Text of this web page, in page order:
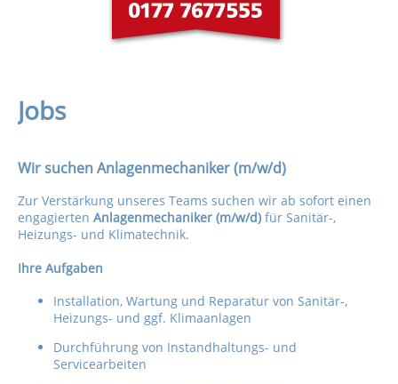
Jobs
Wir suchen Anlagenmechaniker (m/w/d)
Zur Verstärkung unseres Teams suchen wir ab sofort einen
engagierten Anlagenmechaniker (m/w/d) für Sanitär-,
Heizungs- und Klimatechnik.
Ihre Aufgaben
Installation, Wartung und Reparatur von Sanitär-,
Heizungs- und ggf. Klimaanlagen
Durchführung von Instandhaltungs- und
Servicearbeiten